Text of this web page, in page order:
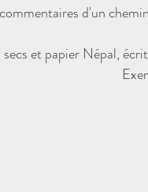
d'un
secs et papier Népal,